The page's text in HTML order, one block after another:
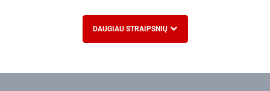
DAUGIAU STRAIPSNIŲ